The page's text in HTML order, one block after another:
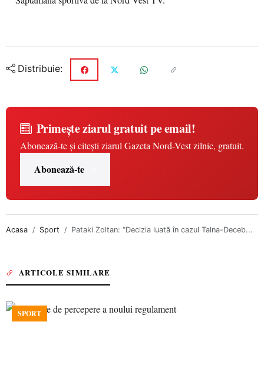
Distribuie:
Primește ziarul gratuit pe email!
Abonează-te și citești ziarul Gazeta Nord-Vest zilnic, gratuit.
Abonează-te
Acasa Sport Pataki Zoltan: “Decizia luată în cazul Talna-Deceb...
ARTICOLE SIMILARE
SPORT